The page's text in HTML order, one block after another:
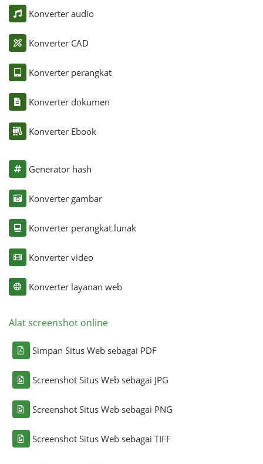
Konverter audio
Konverter CAD
Konverter perangkat
Konverter dokumen
Konverter Ebook
Generator hash
Konverter gambar
Konverter perangkat lunak
Konverter video
Konverter layanan web
Alat screenshot online
Simpan Situs Web sebagai PDF
Screenshot Situs Web sebagai JPG
Screenshot Situs Web sebagai PNG
Screenshot Situs Web sebagai TIFF